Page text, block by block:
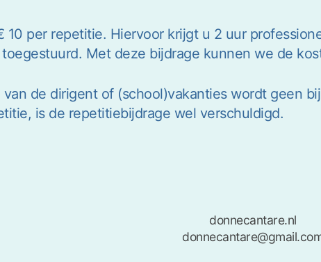
10 per repetitie. Hiervoor krijgt u 2 uur
Met deze bijdrage kunnen we de
de dirigent of (school)vakanties wordt geen
is de repetitiebijdrage wel verschuldigd.
donnecantare.nl